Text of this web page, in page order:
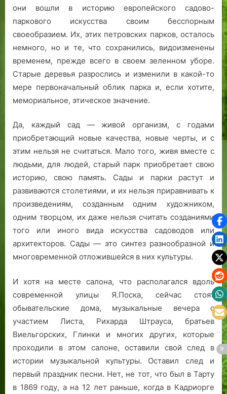
они вошли в историю европейского садово-
паркового искусства своим бесспорным
своеобразием. Их, этих петровских парков, осталось
немного, но и те, что сохранились, видоизменены
временем, прежде всего в своем зеленном уборе.
Старые деревья разрослись и изменили в какой-то
мере первоначальный облик парка и, если хотите,
мемориальное, этическое значение.
Да, каждый сад — живой организм, с годами
приобретающий новые качества, новые черты, и с
этим нельзя не считаться. Мало того, живя вместе с
людьми, для людей, старый парк приобретает свою
историю, свою память. Сады и парки растут и
развиваются столетиями, и их нельзя приравнивать к
произведениям, созданным одним художником,
одним творцом, их даже нельзя считать созданиями
того или иного вида искусства садоводов или
архитекторов. Сады — это синтез разнообразной и
многовременной отложившейся в них культуры.
И хотя на месте салона, что располагался вдоль
современной улицы Я.Поска, сейчас стоят
обывательские дома, музыкальные вечера с
участием Листа, Рихарда Штрауса, братьев
Виельгорских, Глинки и многих других, которые
проходили в этом салоне, оставили свой след в
истории музыкальной культуры. Оставил след и
первый праздник песни. Нет, не тот, что был в Тарту
в 1869 году, а на 12 лет раньше, когда в Кадриорге